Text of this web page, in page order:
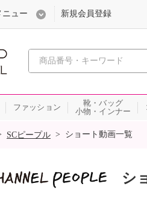
心おどる、瞬間を
ニュー 新規会員登録
ファッション
靴・バッグ
小物・インナー
SCピープル > ショート動画一覧
シ